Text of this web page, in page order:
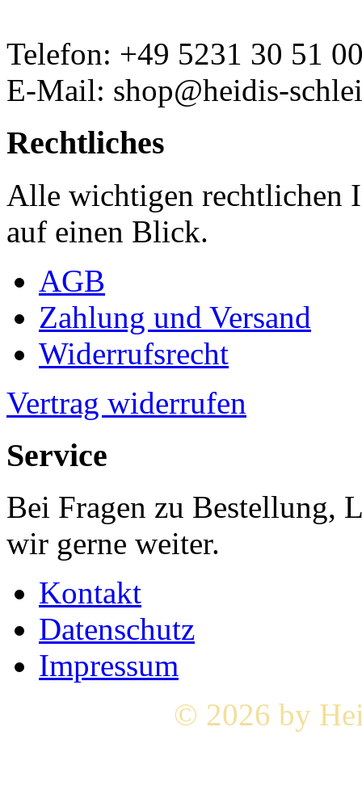
Telefon: +49 5231 30 51
E-Mail: shop@heidis-
Rechtliches
Alle wichtigen rechtlichen
auf einen Blick.
AGB
Zahlung und Versand
Widerrufsrecht
Vertrag widerrufen
Service
Bei Fragen zu Bestellung,
wir gerne weiter.
Kontakt
Datenschutz
Impressum
© 2026 by